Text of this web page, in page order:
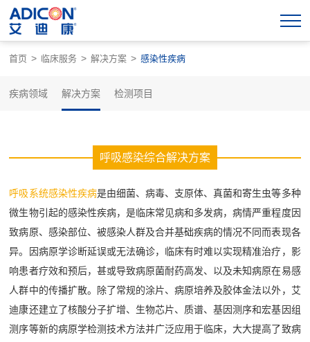
首页 > 临床服务 > 解决方案 > 感染性疾病
疾病领域 解决方案 检测项目
呼吸感染综合解决方案
呼吸系统感染性疾病是由细菌、病毒、支原体、真菌和寄生虫等多种
微生物引起的感染性疾病，是临床常见病和多发病，病情严重程度因
致病原、感染部位、被感染人群及合并基础疾病的情况不同而表现各
异。因病原学诊断延误或无法确诊，临床有时难以实现精准治疗，影
响患者疗效和预后，甚或导致病原菌耐药高发、以及未知病原在易感
人群中的传播扩散。除了常规的涂片、病原培养及胶体金法以外，艾
迪康还建立了核酸分子扩增、生物芯片、质谱、基因测序和宏基因组
测序等新的病原学检测技术方法并广泛应用于临床，大大提高了致病